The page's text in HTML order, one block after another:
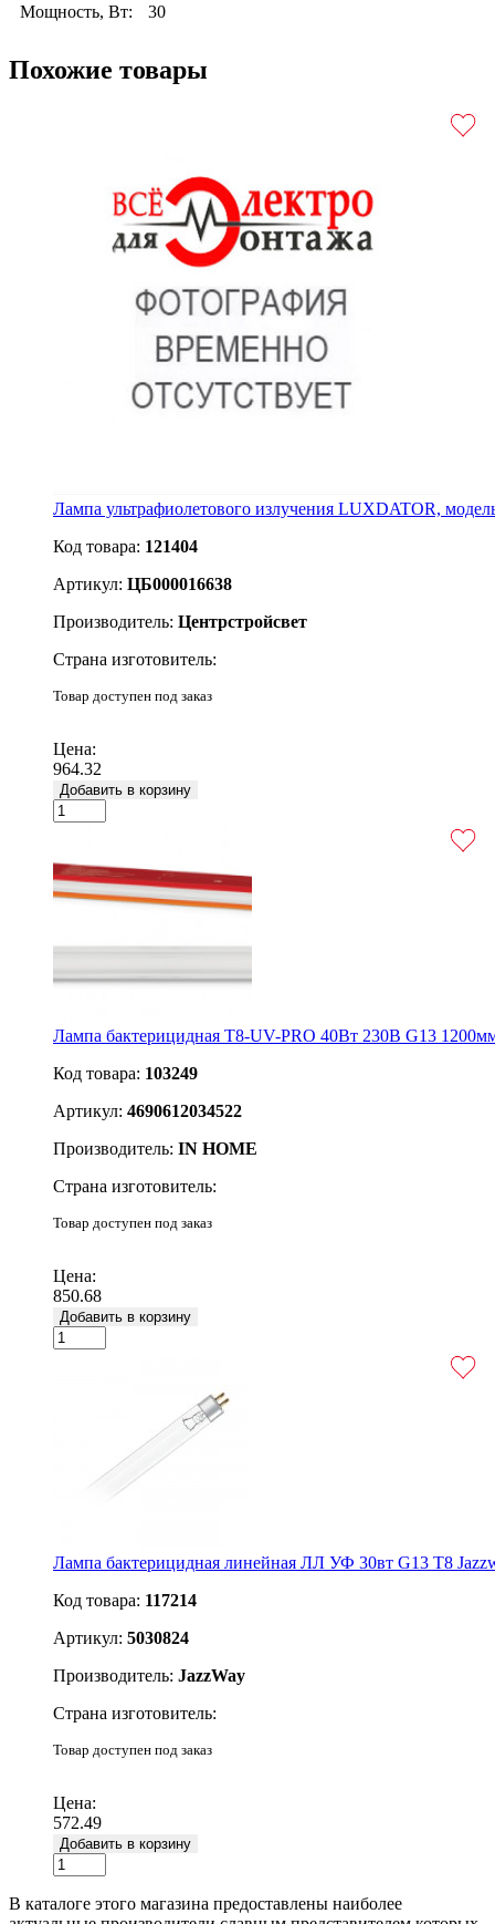
Мощность, Вт: 30
Похожие товары
Лампа ультрафиолетового излучения LUXDATOR,
Код товара: 121404
Артикул: ЦБ000016638
Производитель: Центрстройсвет
Страна изготовитель:
Товар доступен под заказ
Цена:
964.32
Добавить в корзину
Лампа бактерицидная T8-UV-PRO 40Вт 230В G13
Код товара: 103249
Артикул: 4690612034522
Производитель: IN HOME
Страна изготовитель:
Товар доступен под заказ
Цена:
850.68
Добавить в корзину
Лампа бактерицидная линейная ЛЛ УФ 30вт G13 Т8
Код товара: 117214
Артикул: 5030824
Производитель: JazzWay
Страна изготовитель:
Товар доступен под заказ
Цена:
572.49
Добавить в корзину
В каталоге этого магазина предоставлены наиболее